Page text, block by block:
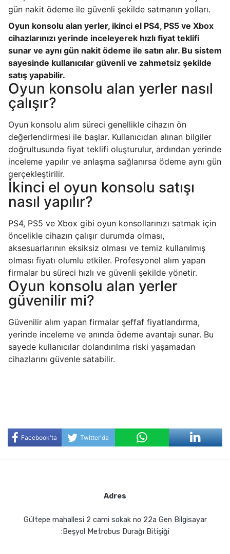
gün nakit ödeme ile güvenli şekilde satmanın yolları.
Oyun konsolu alan yerler, ikinci el PS4, PS5 ve Xbox
cihazlarınızı yerinde inceleyerek hızlı fiyat teklifi
sunar ve aynı gün nakit ödeme ile satın alır. Bu sistem
sayesinde kullanıcılar güvenli ve zahmetsiz şekilde
satış yapabilir.
Oyun konsolu alan yerler nasıl
çalışır?
Oyun konsolu alım süreci genellikle cihazın ön
değerlendirmesi ile başlar. Kullanıcıdan alınan bilgiler
doğrultusunda fiyat teklifi oluşturulur, ardından yerinde
inceleme yapılır ve anlaşma sağlanırsa ödeme aynı gün
gerçekleştirilir.
İkinci el oyun konsolu satışı
nasıl yapılır?
PS4, PS5 ve Xbox gibi oyun konsollarınızı satmak için
öncelikle cihazın çalışır durumda olması,
aksesuarlarının eksiksiz olması ve temiz kullanılmış
olması fiyatı olumlu etkiler. Profesyonel alım yapan
firmalar bu süreci hızlı ve güvenli şekilde yönetir.
Oyun konsolu alan yerler
güvenilir mi?
Güvenilir alım yapan firmalar şeffaf fiyatlandırma,
yerinde inceleme ve anında ödeme avantajı sunar. Bu
sayede kullanıcılar dolandırılma riski yaşamadan
cihazlarını güvenle satabilir.
Facebook'ta
Twitter'da
Adres
Gültepe mahallesi 2 cami sokak no 22a Gen Bilgisayar
:Beşyol Metrobus Durağı Bitişiği